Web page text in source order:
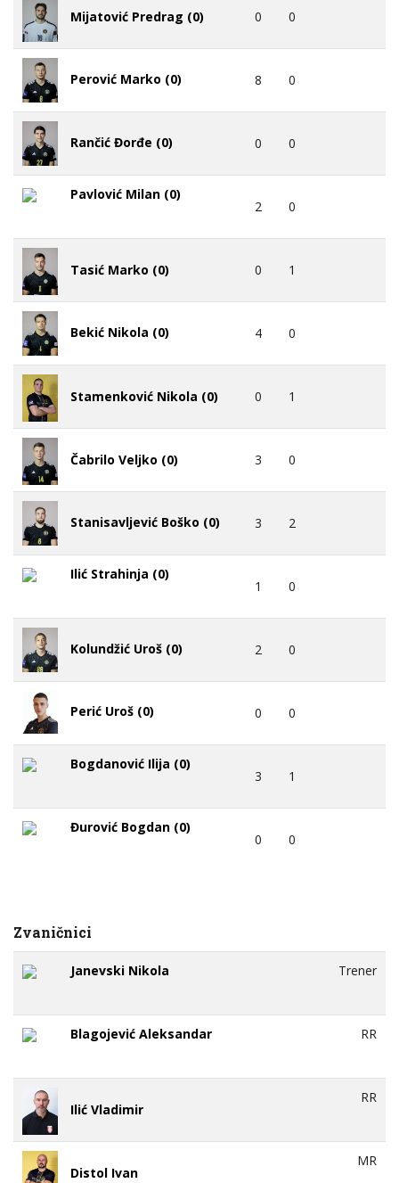
Mijatović Predrag (0) 0 0
Perović Marko (0) 8 0
Rančić Đorđe (0) 0 0
Pavlović Milan (0)
2 0
Tasić Marko (0) 0 1
Bekić Nikola (0) 4 0
Stamenković Nikola (0) 0 1
Čabrilo Veljko (0) 3 0
Stanisavljević Boško (0) 3 2
Ilić Strahinja (0)
1 0
Kolundžić Uroš (0) 2 0
Perić Uroš (0) 0 0
Bogdanović Ilija (0)
3 1
Đurović Bogdan (0)
0 0
Zvaničnici
Janevski Nikola Trener
Blagojević Aleksandar RR
Ilić Vladimir
RR
Distol Ivan
MR